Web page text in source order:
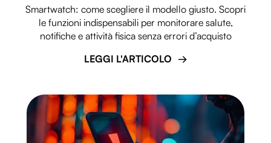
Smartwatch: come scegliere il modello giusto. Scopri
le funzioni indispensabili per monitorare salute,
notifiche e attività fisica senza errori d’acquisto
LEGGI L'ARTICOLO